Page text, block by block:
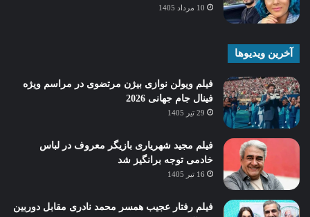
10 مرداد 1405
آخرین ویدیوها
فیلم ویولن نوازی بیژن مرتضوی در مراسم ویژه
فینال جام جهانی 2026
29 تیر 1405
فیلم مجید شهریاری بازیگر معروف در لباس
خادمی توجه برانگیز شد
16 تیر 1405
فیلم رفتار عجیب همسر محمد نادری مقابل دوربین